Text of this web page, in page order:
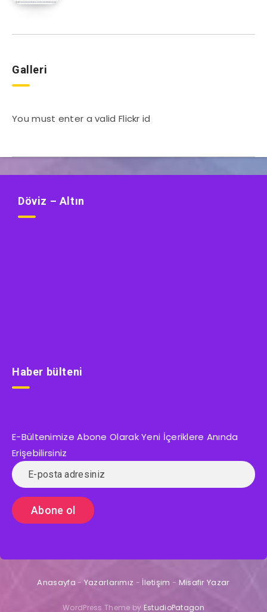
Galleri
You must enter a valid Flickr id
Döviz – Altın
Haber bülteni
E-Bültenimize Abone Olarak Yeni İçeriklere Anında
Erişebilirsiniz
Anasayfa - Yazarlarımız - İletişim - Misafir Yazar
WordPress Theme by EstudioPatagon